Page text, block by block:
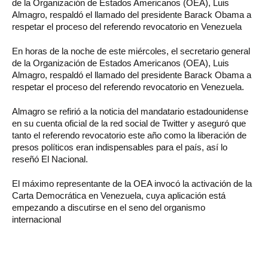
de la Organización de Estados Americanos (OEA), Luis
Almagro, respaldó el llamado del presidente Barack Obama a
respetar el proceso del referendo revocatorio en Venezuela
En horas de la noche de este miércoles, el secretario general
de la Organización de Estados Americanos (OEA), Luis
Almagro, respaldó el llamado del presidente Barack Obama a
respetar el proceso del referendo revocatorio en Venezuela.
Almagro se refirió a la noticia del mandatario estadounidense
en su cuenta oficial de la red social de Twitter y aseguró que
tanto el referendo revocatorio este año como la liberación de
presos políticos eran indispensables para el país, así lo
reseñó El Nacional.
El máximo representante de la OEA invocó la activación de la
Carta Democrática en Venezuela, cuya aplicación está
empezando a discutirse en el seno del organismo
internacional